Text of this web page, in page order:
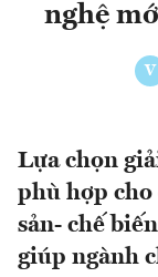
nghệ
V
Lựa chọn
phù hợp
sản- chế
giúp ngành